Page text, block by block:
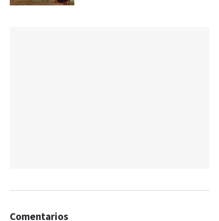
Comentarios